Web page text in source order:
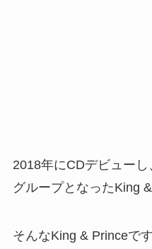
2018年にCDデビュー
グループとなったKing &
そんなKing & Princeで